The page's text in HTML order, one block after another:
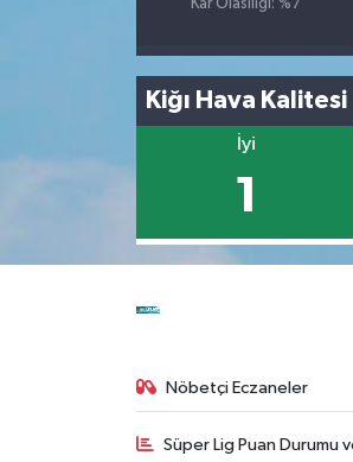
Kar Olasılığı: %7
Kiğı Hava Kalitesi
İyi
1
Nöbetçi Eczaneler
Süper Lig Puan Durumu